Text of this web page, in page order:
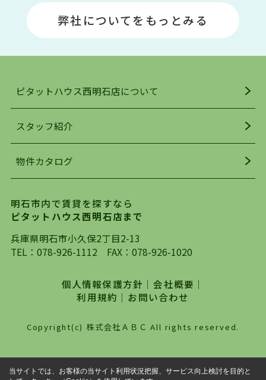
場や釣りスポットが多くあります。JR「大久保
駅」周辺には、ビブレ・イオンをはじめとした買
い物施設も多くあり、買い物にも困りません。
明石駅・西明石駅を中心に、明石市・神戸市西区
でお部屋探している方は、ぜひ当ＨＰにて物件を
お探しになってください。弊社は、スタッフの平
を行っており地域最大級の情報取扱量を誇ってお
ります。店頭で限られた物件をご紹介する、従来
自身でインターネットを利用し、理想のお部屋を
探していただき、選択していただいた物件情報に
対して、専門知識を持ったスタッフがサポートさ
せていただくスタイルを心がけております。私た
は、一度だけでは終わらない、お客様との末長い
お付き合いです。初めての一人暮らしから、就
職・ご結婚・売買物件の購入、などなど一生涯に
わたる、良きアドバイザーとして、地域に密着し
た営業スタイルで様々なお役立ちができればと強
弊社についてをもっとみる
ピタットハウス西明石店について
スタッフ紹介
物件カタログ
明石市内で賃貸を探すなら
ピタットハウス西明石店まで
兵庫県明石市小久保2丁目2-13
TEL： 078-926-1112 FAX：078-926-1020
個人情報保護方針 ｜会社概要 ｜
利用規約 ｜ お問い合わせ
Copyright(c) 株式会社ＡＢＣ All rights reserved.
当サイトでは、お客様の当サイト利用状況把握、サービス向上検討を目的と